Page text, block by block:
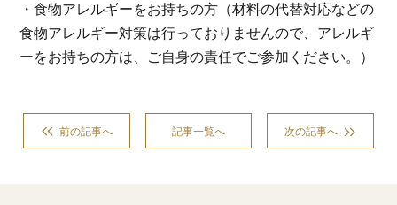
・食物アレルギーをお持ちの方（材料の代替対応などの
食物アレルギー対策は行っておりませんので、アレルギ
ーをお持ちの方は、ご自身の責任でご参加ください。）
前の記事へ 記事一覧へ 次の記事へ